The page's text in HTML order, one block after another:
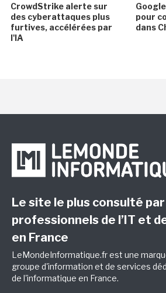
CrowdStrike alerte sur
des cyberattaques plus
furtives, accélérées par
l'IA
pour
dans
Le site le plus consulté
professionnels de l’IT et
en France
LeMondeInformatique.fr est une
groupe d'information et de services
de l'informatique en France.